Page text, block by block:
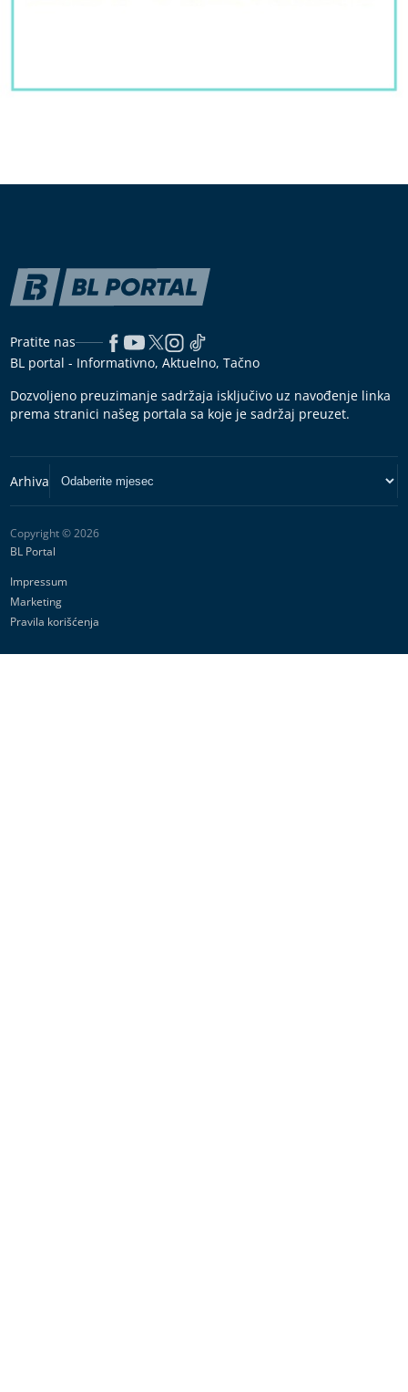
Pratite nas
BL portal - Informativno, Aktuelno, Tačno
Dozvoljeno preuzimanje sadržaja isključivo uz navođenje linka
prema stranici našeg portala sa koje je sadržaj preuzet.
Copyright © 2026
BL Portal
Impressum
Marketing
Pravila korišćenja